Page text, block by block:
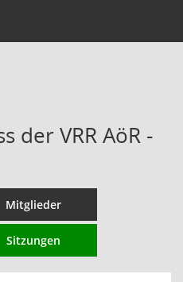
der VRR AöR -
Mitglieder
Sitzungen